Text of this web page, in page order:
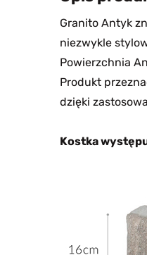
Granito Antyk
niezwykle
Powierzchnia
Produkt
dzięki
Kostka